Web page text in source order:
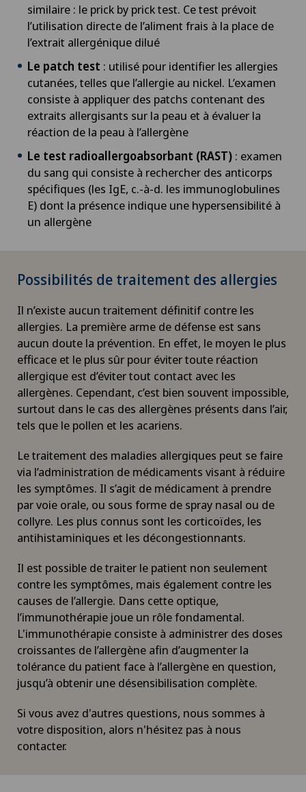
Chirurgie orale
Chirurgie orthopédique
Chirurgie pédiatrique
Chirurgie plastique
Chirurgie thoracique
Chirurgie vasculaire
Chirurgie veineuse
Coloproctologie
Conflit fémoro-acétabulaire
Conseils nutritionnels
Consultations ophtalmologiques
Courbure du pénis
Cynothérapie (thérapie canine)
Déchirure des ligaments
Déchirure du ménisque
Déchirure du talon d’Achille
Densitométrie
Dermatologie & Vénéréologie
similaire : le prick by prick test. Ce test prévoit
l’utilisation directe de l’aliment frais à la place de
l’extrait allergénique dilué
Le patch test : utilisé pour identifier les allergies
cutanées, telles que l’allergie au nickel. L’examen
consiste à appliquer des patchs contenant des
extraits allergisants sur la peau et à évaluer la
réaction de la peau à l’allergène
Le test radioallergoabsorbant (RAST) : examen
du sang qui consiste à rechercher des anticorps
spécifiques (les IgE, c.-à-d. les immunoglobulines
E) dont la présence indique une hypersensibilité à
un allergène
Possibilités de traitement des allergies
Il n’existe aucun traitement définitif contre les
allergies. La première arme de défense est sans
aucun doute la prévention. En effet, le moyen le plus
efficace et le plus sûr pour éviter toute réaction
allergique est d’éviter tout contact avec les
allergènes. Cependant, c’est bien souvent impossible,
surtout dans le cas des allergènes présents dans l’air,
tels que le pollen et les acariens.
Le traitement des maladies allergiques peut se faire
via l’administration de médicaments visant à réduire
les symptômes. Il s’agit de médicament à prendre
par voie orale, ou sous forme de spray nasal ou de
collyre. Les plus connus sont les corticoïdes, les
antihistaminiques et les décongestionnants.
Il est possible de traiter le patient non seulement
contre les symptômes, mais également contre les
causes de l’allergie. Dans cette optique,
l’immunothérapie joue un rôle fondamental.
L'immunothérapie consiste à administrer des doses
croissantes de l’allergène afin d’augmenter la
tolérance du patient face à l’allergène en question,
jusqu’à obtenir une désensibilisation complète.
Si vous avez d'autres questions, nous sommes à
votre disposition, alors n'hésitez pas à nous
contacter.